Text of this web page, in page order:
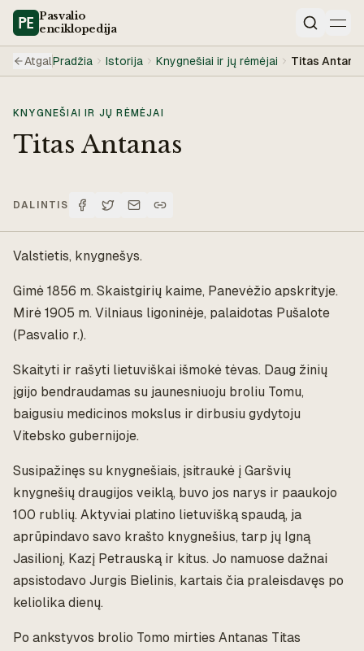
Pasvalio
enciklopedija
Paieška
AtgalPradžia Istorija Knygnešiai ir jų rėmėjai Titas
KNYGNEŠIAI IR JŲ RĖMĖJAI
Titas Antanas
DALINTIS
Valstietis, knygnešys.
Gimė 1856 m. Skaistgirių kaime, Panevėžio apskrityje.
Mirė 1905 m. Vilniaus ligoninėje, palaidotas Pušalote
(Pasvalio r.).
Skaityti ir rašyti lietuviškai išmokė tėvas. Daug žinių
įgijo bendraudamas su jaunesniuoju broliu Tomu,
baigusiu medicinos mokslus ir dirbusiu gydytoju
Vitebsko gubernijoje.
Susipažinęs su knygnešiais, įsitraukė į Garšvių
knygnešių draugijos veiklą, buvo jos narys ir paaukojo
100 rublių. Aktyviai platino lietuvišką spaudą, ja
aprūpindavo savo krašto knygnešius, tarp jų Igną
Jasilionį, Kazį Petrauską ir kitus. Jo namuose dažnai
apsistodavo Jurgis Bielinis, kartais čia praleisdavęs po
keliolika dienų.
Po ankstyvos brolio Tomo mirties Antanas Titas